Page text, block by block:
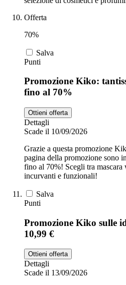
Offerta
70%
Salva
Punti
Promozione Kiko:
fino al 70%
Ottieni offerta
Dettagli
Scade il 10/09/2026
Grazie a questa promozione
pagina della promozione sono
fino al 70%! Scegli tra
incurvanti e funzionali!
Salva
Punti
Promozione Kiko sulle
10,99 €
Ottieni offerta
Dettagli
Scade il 13/09/2026